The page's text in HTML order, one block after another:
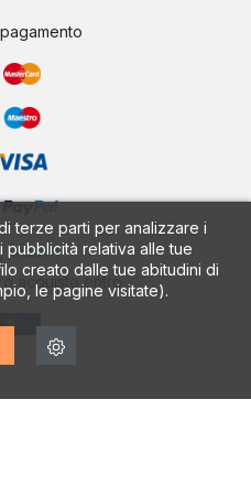
terze parti per analizzare i
pubblicità relativa alle tue
creato dalle tue abitudini di
le pagine visitate).
acquisto entro